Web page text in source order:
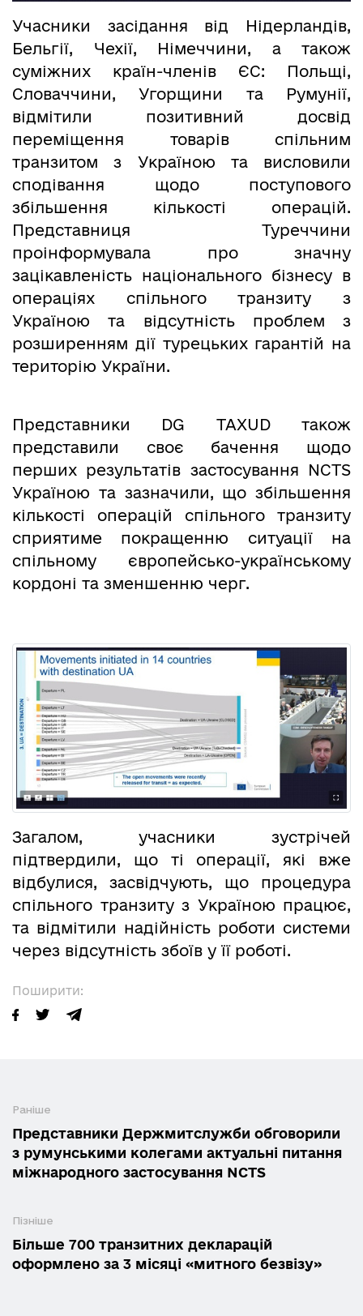
Поширити:
Учасники засідання від Нідерландів,
Бельгії, Чехії, Німеччини, а також
суміжних країн-членів ЄС: Польщі,
Словаччини, Угорщини та Румунії,
відмітили позитивний досвід
переміщення товарів спільним
транзитом з Україною та висловили
сподівання щодо поступового
збільшення кількості операцій.
Представниця Туреччини
проінформувала про значну
зацікавленість національного бізнесу в
операціях спільного транзиту з
Україною та відсутність проблем з
розширенням дії турецьких гарантій на
територію України.
Представники DG TAXUD також
представили своє бачення щодо
перших результатів застосування NCTS
Україною та зазначили, що збільшення
кількості операцій спільного транзиту
сприятиме покращенню ситуації на
спільному європейсько-українському
кордоні та зменшенню черг.
Загалом, учасники зустрічей
підтвердили, що ті операції, які вже
відбулися, засвідчують, що процедура
спільного транзиту з Україною працює,
та відмітили надійність роботи системи
через відсутність збоїв у її роботі.
Раніше
Представники Держмитслужби обговорили
з румунськими колегами актуальні питання
міжнародного застосування NCTS
Пізніше
Більше 700 транзитних декларацій
оформлено за 3 місяці «митного безвізу»